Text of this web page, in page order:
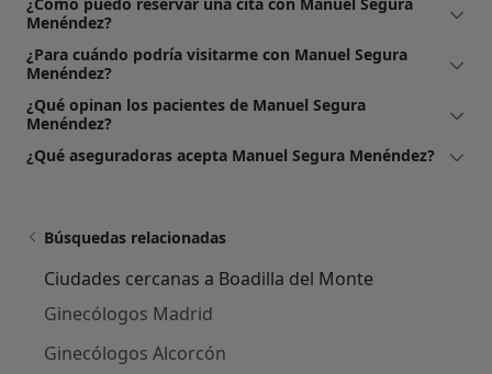
Menéndez?
¿Para cuándo podría visitarme con Manuel Segura
Menéndez?
¿Qué opinan los pacientes de Manuel Segura
Menéndez?
¿Qué aseguradoras acepta Manuel Segura Menéndez?
Búsquedas relacionadas
Ciudades cercanas a Boadilla del Monte
Ginecólogos Madrid
Ginecólogos Alcorcón